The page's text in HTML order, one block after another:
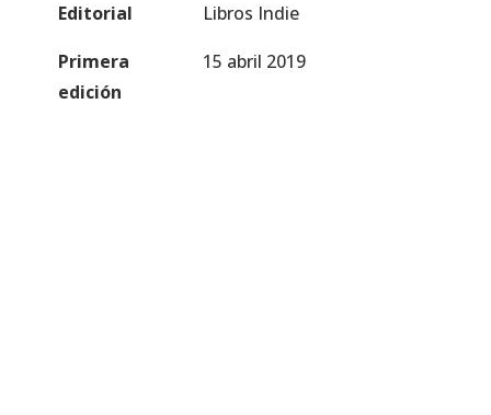
Editorial
Libros Indie
Primera
edición
15 abril 2019